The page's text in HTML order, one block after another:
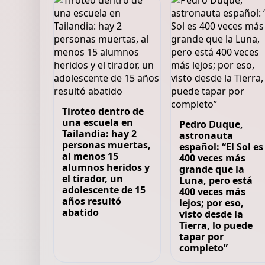
Tiroteo dentro de
una escuela en
Tailandia: hay 2
personas muertas,
al menos 15
alumnos heridos y
el tirador, un
adolescente de 15
años resultó
abatido
Pedro Duque,
astronauta
español: “El Sol es
400 veces más
grande que la
Luna, pero está
400 veces más
lejos; por eso,
visto desde la
Tierra, lo puede
tapar por
completo”